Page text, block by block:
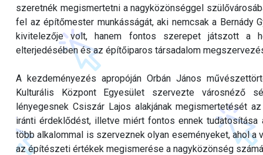
szeretnék megismertetni a nagyközönséggel
fel az építőmester munkásságát, aki nemcsak a
kivitelezője volt, hanem fontos szerepet játszott a
elterjedésében és az építőiparos társadalom
A kezdeményezés apropóján Orbán János
Kulturális Központ Egyesület szervezte városnéző
lényegesnek Csiszár Lajos alakjának megismertetését
iránti érdeklődést, illetve miért fontos ennek
több alkalommal is szerveznek olyan eseményeket, ahol
az építészeti értékek megismerése a nagyközönség